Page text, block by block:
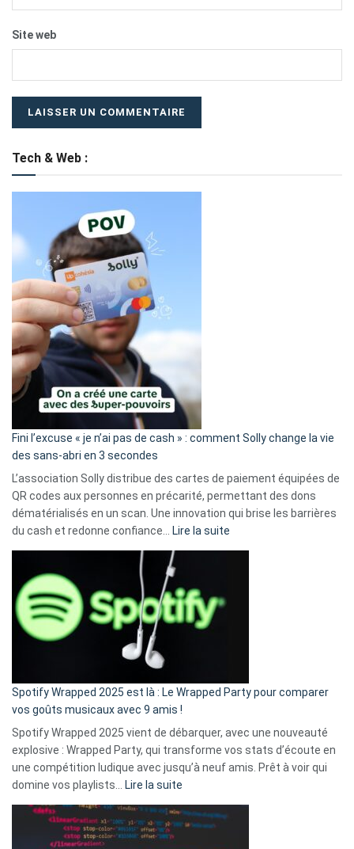
Site web
Tech & Web :
Fini l’excuse « je n’ai pas de cash » : comment Solly change la vie
des sans-abri en 3 secondes
L’association Solly distribue des cartes de paiement équipées de
QR codes aux personnes en précarité, permettant des dons
dématérialisés en un scan. Une innovation qui brise les barrières
du cash et redonne confiance… Lire la suite
»
Solly
change
la
des
Spotify Wrapped 2025 est là : Le Wrapped Party pour comparer
vos goûts musicaux avec 9 amis !
Spotify Wrapped 2025 vient de débarquer, avec une nouveauté
explosive : Wrapped Party, qui transforme vos stats d’écoute en
une compétition ludique avec jusqu’à neuf amis. Prêt à voir qui
domine vos playlists… Lire la suite
Wrapped